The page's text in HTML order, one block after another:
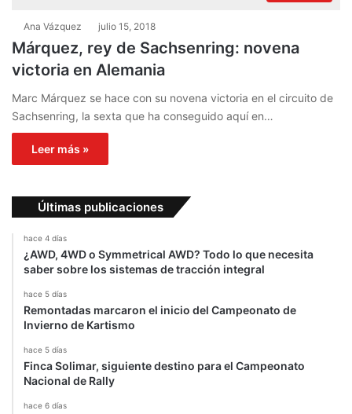
Ana Vázquez julio 15, 2018
Márquez, rey de Sachsenring: novena
victoria en Alemania
Marc Márquez se hace con su novena victoria en el circuito de
Sachsenring, la sexta que ha conseguido aquí en…
Leer más »
Últimas publicaciones
hace 4 días
¿AWD, 4WD o Symmetrical AWD? Todo lo que necesita
saber sobre los sistemas de tracción integral
hace 5 días
Remontadas marcaron el inicio del Campeonato de
Invierno de Kartismo
hace 5 días
Finca Solimar, siguiente destino para el Campeonato
Nacional de Rally
hace 6 días